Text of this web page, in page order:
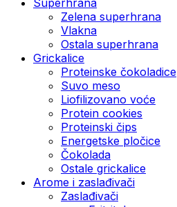
Zelena superhrana
Vlakna
Ostala superhrana
Grickalice
Proteinske čokoladice
Suvo meso
Liofilizovano voće
Protein cookies
Proteinski čips
Energetske pločice
Čokolada
Ostale grickalice
Arome i zaslađivači
Zaslađivači